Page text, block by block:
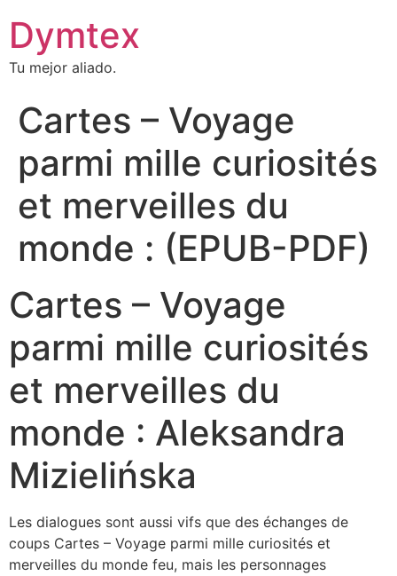
Dymtex
Tu mejor aliado.
Cartes – Voyage
parmi mille curiosités
et merveilles du
monde : (EPUB-PDF)
Cartes – Voyage
parmi mille curiosités
et merveilles du
monde : Aleksandra
Mizielińska
Les dialogues sont aussi vifs que des échanges de
coups Cartes – Voyage parmi mille curiosités et
merveilles du monde feu, mais les personnages